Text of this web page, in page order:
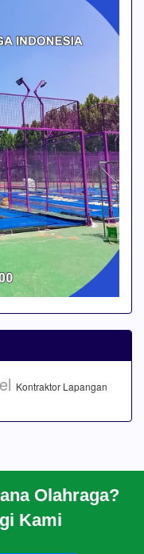
Olahraga?
Kami
Kontraktor Lapangan